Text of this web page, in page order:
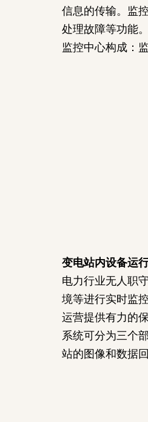
信息的传输。监
处理故障等功能。
监控中心构成：
变电站内设备运
电力行业无人职
境等进行实时监
运营提供有力的保
系统可分为三个
站的图像和数据